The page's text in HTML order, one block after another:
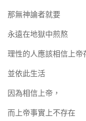
那無神論者就要
永遠在地獄中煎熬
理性的人應該相信上帝
並依此生活
因為相信上帝，
而上帝事實上不存在